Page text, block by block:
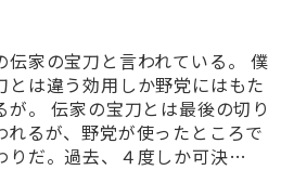
伝家の宝刀と言われている。 僕
とは違う効用しか野党にはもた
が。 伝家の宝刀とは最後の切り
るが、野党が使ったところで
りだ。過去、４度しか可決…